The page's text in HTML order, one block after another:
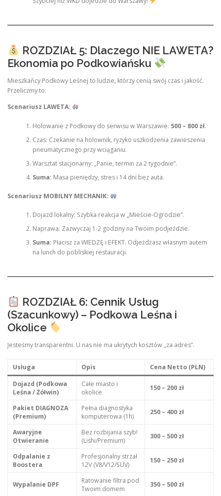
ROZDZIAŁ 5: Dlaczego NIE LAWETA?
Ekonomia po Podkowiańsku
Mieszkańcy Podkowy Leśnej to ludzie, którzy cenią swój czas i jakość.
Przeliczmy to:
Scenariusz LAWETA:
Holowanie z Podkowy do serwisu w Warszawie: 500 – 800 zł.
Czas: Czekanie na holownik, ryzyko uszkodzenia zawieszenia
pneumatycznego przy wciąganiu.
Warsztat stacjonarny: „Panie, termin za 2 tygodnie”.
Suma: Masa pieniędzy, stres i 14 dni bez auta.
Scenariusz MOBILNY MECHANIK:
Dojazd lokalny: Szybka reakcja w „Mieście-Ogrodzie”.
Naprawa: Zazwyczaj 1-2 godziny na Twoim podjeździe.
Suma: Płacisz za WIEDZĘ i EFEKT. Odjeżdżasz własnym autem
na lunch do pobliskiej restauracji.
ROZDZIAŁ 6: Cennik Usług
(Szacunkowy) – Podkowa Leśna i
Okolice
Jesteśmy transparentni. U nas nie ma ukrytych kosztów „za adres”.
Usługa Opis
Cena Netto (PLN)
Dojazd (Podkowa
Leśna / Żółwin)
Całe miasto i
okolice
150 – 200 zł
Pakiet DIAGNOZA
(Premium)
Pełna diagnostyka
komputerowa (1h)
250 – 400 zł
Awaryjne
Otwieranie
Bez rozbijania szyb!
(Lishi/Premium)
300 – 500 zł
Odpalanie z
Boostera
Profesjonalny strzał
12V (V8/V12/SUV)
150 – 250 zł
Wypalanie DPF
Ratowanie filtra pod
Twoim domem
350 – 500 zł